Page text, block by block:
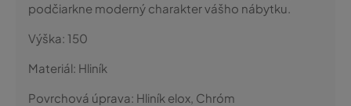
podčiarkne moderný charakter vášho nábytku.
Výška: 150
Materiál: Hliník
Povrchová úprava: Hliník elox, Chróm